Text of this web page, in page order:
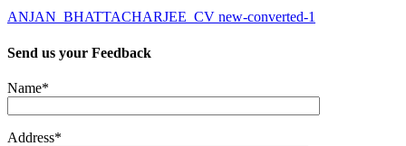
ANJAN_BHATTACHARJEE_CV new-converted-1
Send us your Feedback
Name*
Address*